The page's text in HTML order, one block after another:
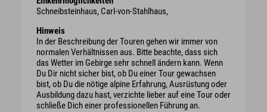
Schneibsteinhaus, Carl-von-Stahlhaus,
Hinweis
In der Beschreibung der Touren gehen wir immer von
normalen Verhältnissen aus. Bitte beachte, dass sich
das Wetter im Gebirge sehr schnell ändern kann. Wenn
Du Dir nicht sicher bist, ob Du einer Tour gewachsen
bist, ob Du die nötige alpine Erfahrung, Ausrüstung oder
Ausbildung dazu hast, verzichte lieber auf eine Tour oder
schließe Dich einer professionellen Führung an.